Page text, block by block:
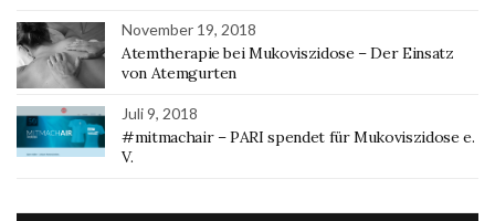
November 19, 2018
Atemtherapie bei Mukoviszidose – Der Einsatz
von Atemgurten
Juli 9, 2018
#mitmachair – PARI spendet für Mukoviszidose e.
V.